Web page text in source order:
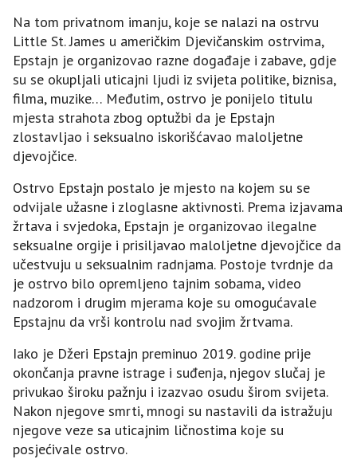
Na tom privatnom imanju, koje se nalazi na ostrvu
Little St. James u američkim Djevičanskim ostrvima,
Epstajn je organizovao razne događaje i zabave, gdje
su se okupljali uticajni ljudi iz svijeta politike, biznisa,
filma, muzike… Međutim, ostrvo je ponijelo titulu
mjesta strahota zbog optužbi da je Epstajn
zlostavljao i seksualno iskorišćavao maloljetne
djevojčice.
Ostrvo Epstajn postalo je mjesto na kojem su se
odvijale užasne i zloglasne aktivnosti. Prema izjavama
žrtava i svjedoka, Epstajn je organizovao ilegalne
seksualne orgije i prisiljavao maloljetne djevojčice da
učestvuju u seksualnim radnjama. Postoje tvrdnje da
je ostrvo bilo opremljeno tajnim sobama, video
nadzorom i drugim mjerama koje su omogućavale
Epstajnu da vrši kontrolu nad svojim žrtvama.
Iako je Džeri Epstajn preminuo 2019. godine prije
okončanja pravne istrage i suđenja, njegov slučaj je
privukao široku pažnju i izazvao osudu širom svijeta.
Nakon njegove smrti, mnogi su nastavili da istražuju
njegove veze sa uticajnim ličnostima koje su
posjećivale ostrvo.